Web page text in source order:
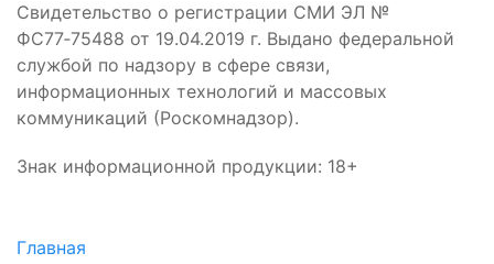
Свидетельство о регистрации СМИ ЭЛ №
ФС77‑75488 от 19.04.2019 г. Выдано федеральной
службой по надзору в сфере связи,
информационных технологий и массовых
коммуникаций (Роскомнадзор).
Знак информационной продукции: 18+
Главная